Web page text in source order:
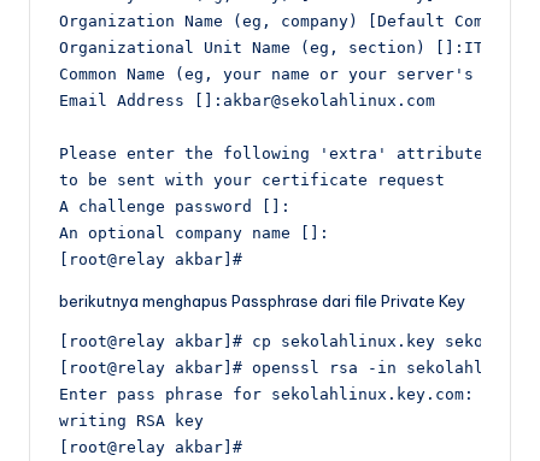
Organization Name (eg, company) [Default
Organizational Unit Name (eg, section) []:ITDept
Common Name (eg, your name or your server's
Email Address []:akbar@sekolahlinux.com
Please enter the following 'extra' attributes
to be sent with your certificate request
A challenge password []:
An optional company name []:
[root@relay akbar]#
berikutnya menghapus Passphrase dari file Private Key
[root@relay akbar]# cp sekolahlinux.key
[root@relay akbar]# openssl rsa -in
Enter pass phrase for sekolahlinux.key.com:
writing RSA key
[root@relay akbar]#